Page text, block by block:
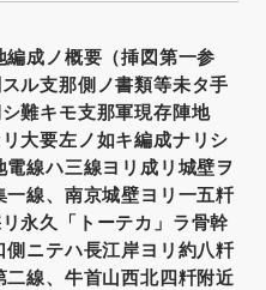
成ノ概要（挿図第一参
ル支那側ノ書類等未タ手
難キモ支那軍現存陣地
大要左ノ如キ編成ナリシ
線ハ三線ヨリ成リ城壁ヲ
線、南京城壁ヨリ一五粁
永久「トーテカ」ラ骨幹
側ニテハ長江岸ヨリ約八粁
線、牛首山西北四粁附近